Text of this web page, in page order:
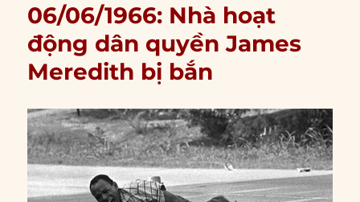
06/06/1966: Nhà hoạt
động dân quyền James
Meredith bị bắn